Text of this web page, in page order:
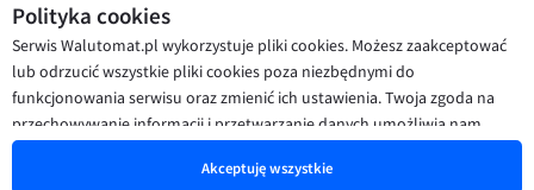
Polityka cookies
Serwis Walutomat.pl wykorzystuje pliki cookies. Możesz zaakceptować
lub odrzucić wszystkie pliki cookies poza niezbędnymi do
funkcjonowania serwisu oraz zmienić ich ustawienia. Twoja zgoda na
przechowywanie informacji i przetwarzanie danych umożliwia nam
poprawę funkcjonalności strony oraz prezentowanie Ci
spersonalizowanych treści i reklam. Więcej informacji znajdziesz w naszej
Akceptuję wszystkie
© Walutomat 2026 | Regulaminy
|
Polityka prywatności i cookies | Deklaracja dostępności